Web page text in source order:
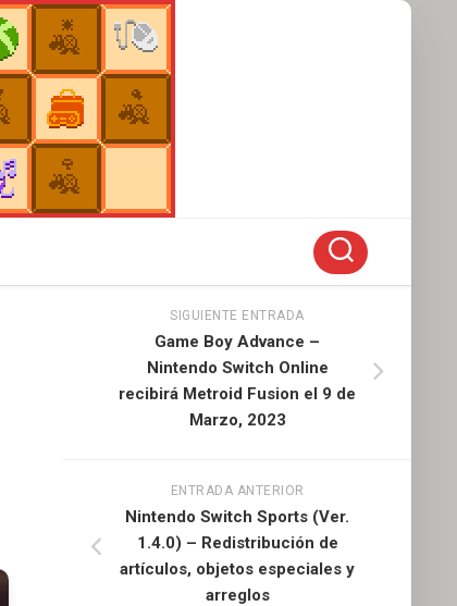
SIGUIENTE ENTRADA
Game Boy Advance –
Nintendo Switch Online
recibirá Metroid Fusion el 9 de
Marzo, 2023
ENTRADA ANTERIOR
Nintendo Switch Sports (Ver.
1.4.0) – Redistribución de
artículos, objetos especiales y
arreglos